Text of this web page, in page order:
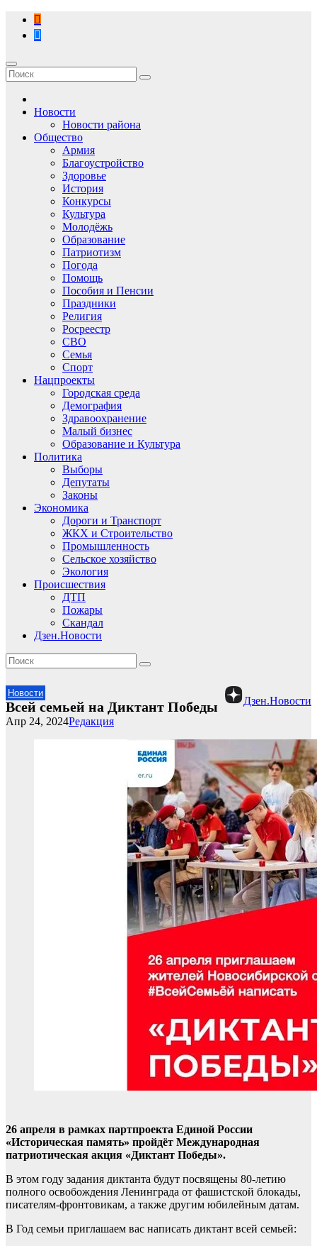
Перейти
содержимому
Новости
Новости района
Общество
Армия
Благоустройство
Здоровье
История
Конкурсы
Культура
Молодёжь
Образование
Патриотизм
Погода
Помощь
Пособия и Пенсии
Праздники
Религия
Росреестр
СВО
Семья
Спорт
Нацпроекты
Городская среда
Демография
Здравоохранение
Малый бизнес
Образование и Культура
Политика
Выборы
Депутаты
Законы
Экономика
Дороги и Транспорт
ЖКХ и Строительство
Промышленность
Сельское хозяйство
Экология
Происшествия
ДТП
Пожары
Скандал
Дзен.Новости
Новости
Дзен.Новости
Всей семьей на Диктант Победы
Редакция
Апр 24, 2024
26 апреля в рамках партпроекта Единой России
«Историческая память» пройдёт Международная
патриотическая акция «Диктант Победы».
В этом году задания диктанта будут посвящены 80-летию
полного освобождения Ленинграда от фашистской блокады,
писателям-фронтовикам, а также другим юбилейным датам.
В Год семьи приглашаем вас написать диктант всей семьей: